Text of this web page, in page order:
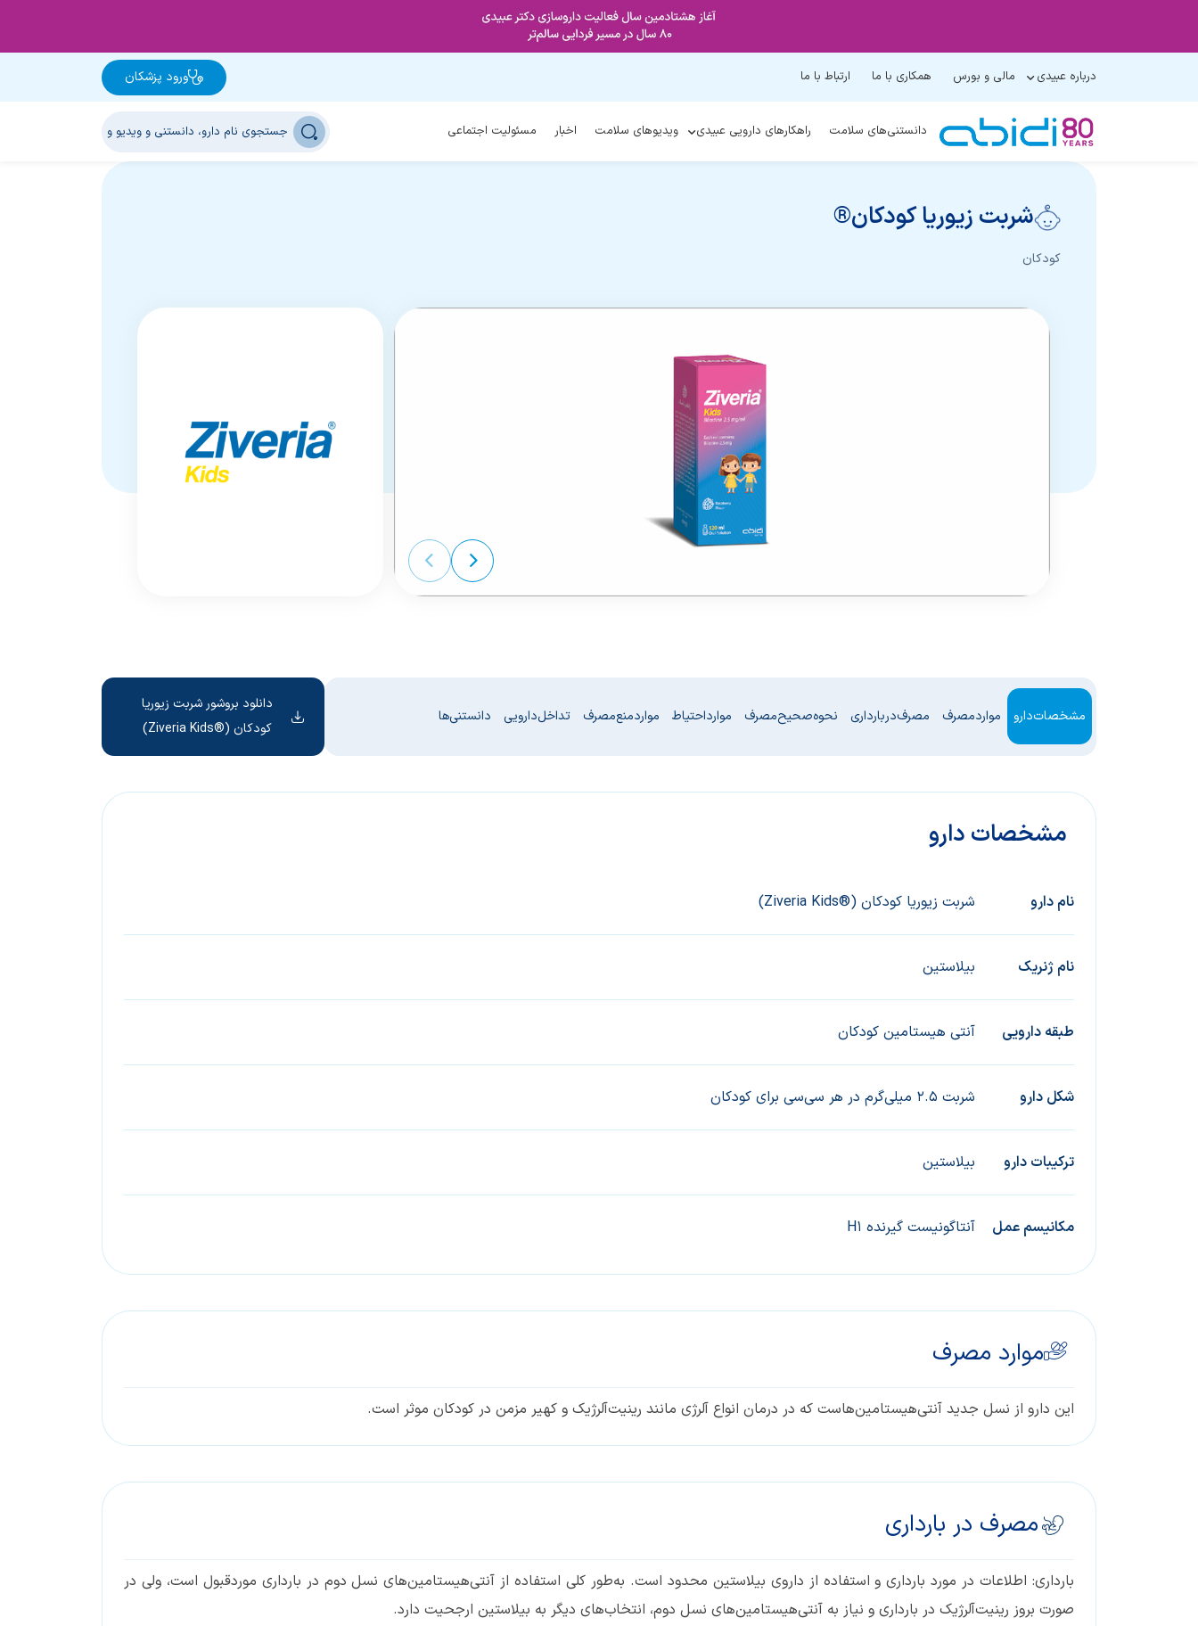
درباره عبیدی مالی و بورس همکاری با ما ارتباط با ما ورود پزشکان
دانستنی‌های سلامت راهکارهای دارویی عبیدی ویدیوهای سلامت اخبار مسئولیت اجتماعی
شربت زیوریا کودکان®
کودکان
مشخصات دارو موارد مصرف مصرف در بارداری نحوه صحیح مصرف موارد احتیاط موارد منع مصرف تداخل دارویی دانستنی‌ها
دانلود بروشور شربت زیوریا
کودکان (®Ziveria Kids)
مشخصات دارو
نام دارو شربت زیوریا کودکان (®Ziveria Kids)
ﻧﺎم ژﻧﺮﯾﮏ بیلاستین
ﻃﺒﻘﻪ داروﯾﯽ آنتی هیستامین کودکان
ﺷﮑﻞ دارو شربت ۲.۵ میلی‌گرم در هر سی‌سی برای کودکان
ﺗﺮﮐﯿﺒﺎت دارو بیلاستین
مکانیسم عمل آنتاگونیست گیرنده H1
موارد مصرف
این دارو از نسل جدید آنتی‌هیستامین‌هاست که در درمان انواع آلرژی مانند رینیت‌آلرژیک و کهیر مزمن در کودکان موثر است.
مصرف در بارداری
بارداری: اطلاعات در مورد بارداری و استفاده از داروی بیلاستین محدود است. به‌طور کلی استفاده از آنتی‌هیستامین‌های نسل دوم در بارداری موردقبول است، ولی در
صورت بروز رینیت‌آلرژیک در بارداری و نیاز به آنتی‌هیستامین‌های نسل دوم، انتخاب‌های دیگر به بیلاستین ارجحیت دارد.